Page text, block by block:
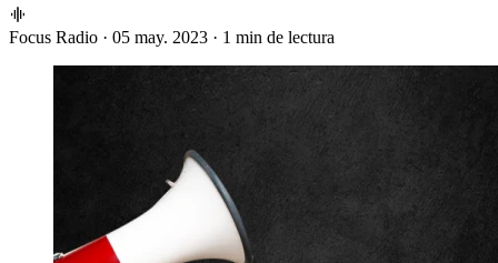
Focus Radio · 05 may. 2023 · 1 min de lectura